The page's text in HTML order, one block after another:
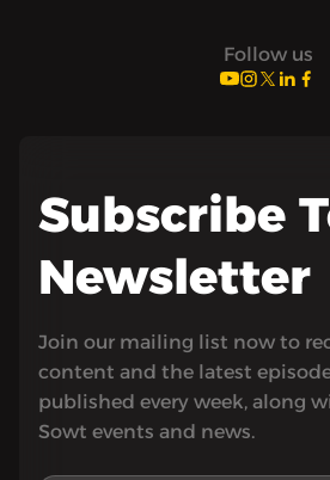
Follow us
Subscribe
Newsletter
Join our mailing list now to
content and the latest
published every week, along
Sowt events and news.